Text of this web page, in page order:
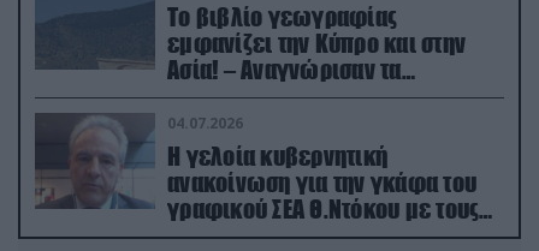
Το βιβλίο γεωγραφίας
εμφανίζει την Κύπρο και στην
Ασία! – Αναγνώρισαν τα
κατεχόμενα; (φωτο)
04.07.2026
Η γελοία κυβερνητική
ανακοίνωση για την γκάφα του
γραφικού ΣΕΑ Θ.Ντόκου με τους
Ρώσους φαρσέρ